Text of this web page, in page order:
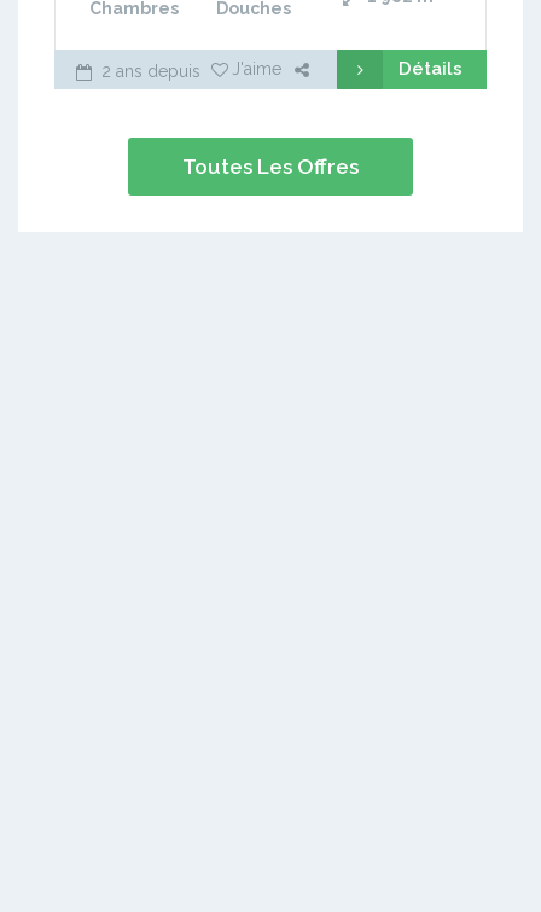
Chambres
Douches
2 ans depuis J'aime Détails
Toutes Les Offres